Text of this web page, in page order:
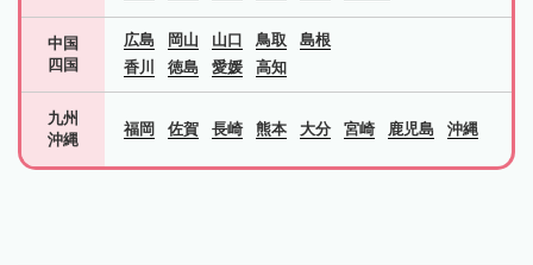
中国
四国
広島 岡山 山口 鳥取
島根
香川
徳島 愛媛 高知
九州
沖縄
福岡 佐賀 長崎 熊本 大分 宮崎 鹿児島 沖縄